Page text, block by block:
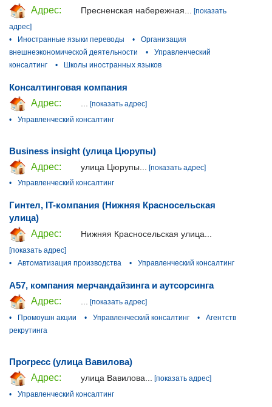
Адрес:
Пресненская набережная...
[показать
адрес]
•
Иностранные языки переводы •
Организация
внешнеэкономической деятельности
•
Управленческий
консалтинг
• Школы иностранных языков
Консалтинговая компания
Адрес:
[показать адрес]
•
Управленческий консалтинг
Business insight (улица Цюрупы)
Адрес:
улица Цюрупы...
[показать адрес]
•
Управленческий консалтинг
Гинтел, IT-компания (Нижняя Красносельская
улица)
Адрес:
Нижняя Красносельская улица...
[показать адрес]
•
Автоматизация производства • Управленческий консалтинг
А57, компания мерчандайзинга и аутсорсинга
Адрес:
[показать адрес]
•
Промоушн акции • Управленческий консалтинг •
Агентств
рекрутинга
Прогресс (улица Вавилова)
Адрес:
улица Вавилова...
[показать адрес]
•
Управленческий консалтинг